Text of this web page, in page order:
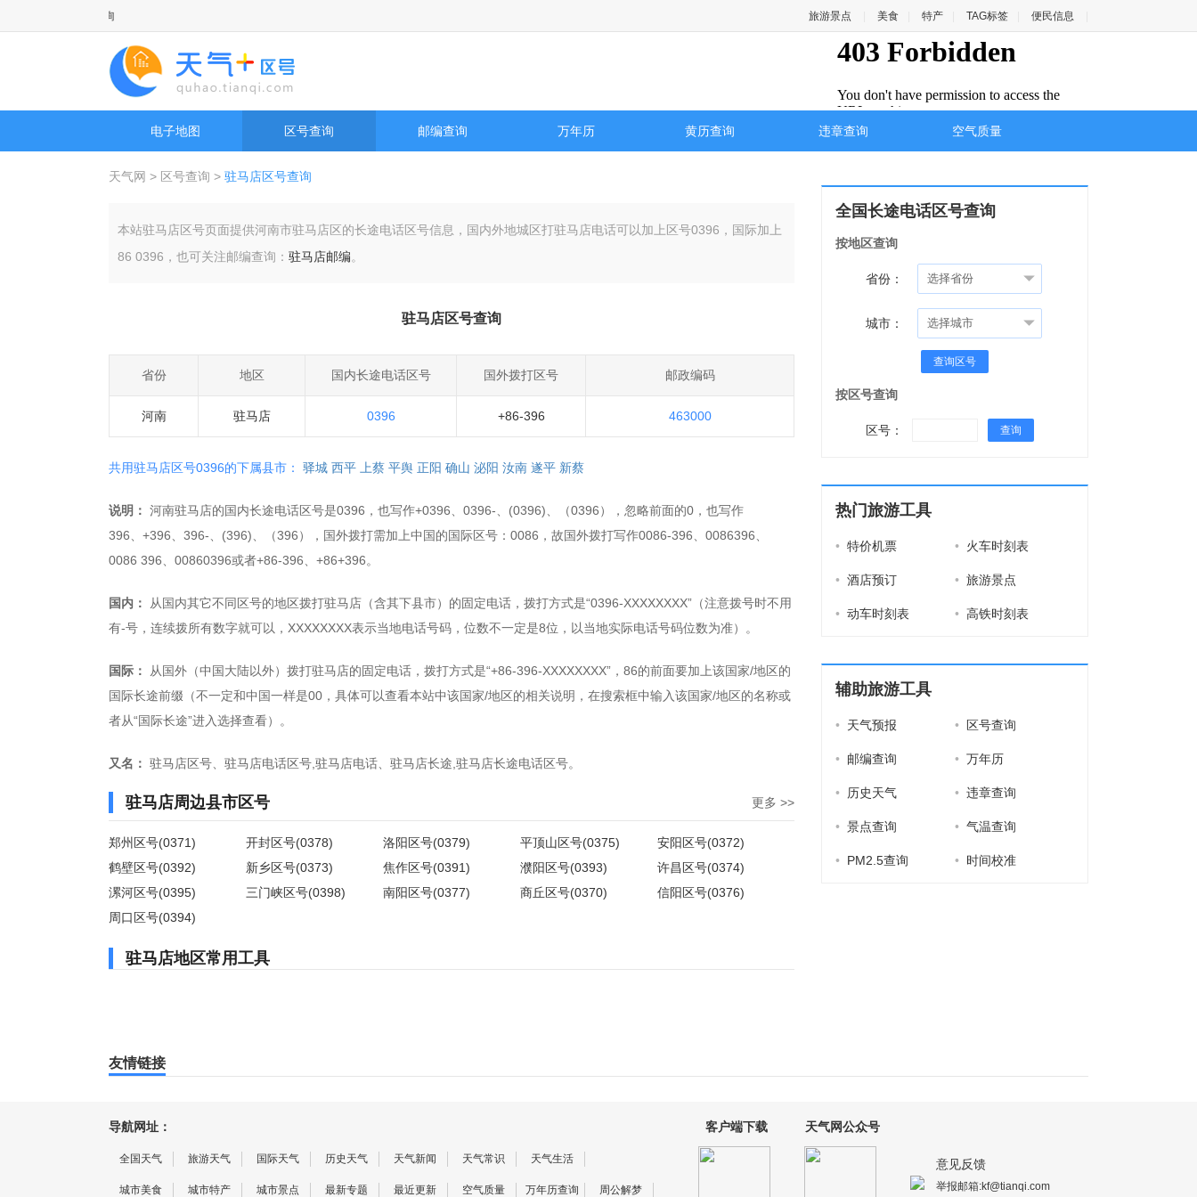
天气网提供全国国内城市天气预报，旅游景点天气预报，国际城市天气预报以及历史天气预报查询旅游景点 美食 特产 TAG标签 便民信息
电子地图 区号查询 邮编查询 万年历 黄历查询 违章查询 空气质量
天气网 > 区号查询 > 驻马店区号查询
本站驻马店区号页面提供河南市驻马店区的长途电话区号信息，国内外地城区打驻马店电话可以加上区号0396 ，国际加上
86 0396，也可关注邮编查询： 驻马店邮编。
驻马店区号查询
省份 地区 国内长途电话区号 国外拨打区号 邮政编码
河南 驻马店 0396 +86-396 463000
共用驻马店区号0396的下属县市： 驿城 西平 上蔡 平舆 正阳 确山 泌阳 汝南 遂平 新蔡
说明： 河南驻马店的国内长途电话区号是0396，也写作+0396、0396-、(0396)、（0396），忽略前面的0，也写作
396、+396、396-、(396)、（396），国外拨打需加上中国的国际区号：0086，故国外拨打写作0086-396、0086396、
0086 396、00860396或者+86-396、+86+396。
国内：
从国内其它不同区号的地区拨打驻马店（含其下县市）的固定电话，拨打方式是“0396-XXXXXXXX”（注意拨号时不用
有-号，连续拨所有数字就可以，XXXXXXXX表示当地电话号码，位数不一定是8位，以当地实际电话号码位数为准）。
国际：
从国外（中国大陆以外）拨打驻马店的固定电话，拨打方式是“+86-396-XXXXXXXX”，86的前面要加上该国家/地区的
国际长途前缀（不一定和中国一样是00，具体可以查看本站中该国家/地区的相关说明，在搜索框中输入该国家/地区的名称或
者从“国际长途”进入选择查看）。
又名： 驻马店区号、驻马店电话区号,驻马店电话、驻马店长途,驻马店长途电话区号。
驻马店周边县市区号 更多 >>
郑州区号(0371) 开封区号(0378) 洛阳区号(0379) 平顶山区号(0375)
安阳区号(0372)
鹤壁区号(0392)
新乡区号(0373) 焦作区号(0391) 濮阳区号(0393)
许昌区号(0374)
漯河区号(0395)
三门峡区号(0398) 南阳区号(0377) 商丘区号(0370)
信阳区号(0376)
周口区号(0394)
驻马店地区常用工具
全国长途电话区号查询
按地区查询
省份：
城市：
查询区号
按区号查询
区号： 查询
热门旅游工具
• 特价机票 • 火车时刻表
• 酒店预订 • 旅游景点
• 动车时刻表 • 高铁时刻表
辅助旅游工具
• 天气预报 • 区号查询
• 邮编查询 • 万年历
• 历史天气 • 违章查询
• 景点查询 • 气温查询
• PM2.5查询 • 时间校准
友情链接
导航网址：
全国天气 旅游天气 国际天气 历史天气 天气新闻 天气常识 天气生活
城市美食 城市特产 城市景点 最新专题 最近更新 空气质量 万年历查询 周公解梦
客户端下载 天气网公众号
意见反馈
举报邮箱:kf@tianqi.com